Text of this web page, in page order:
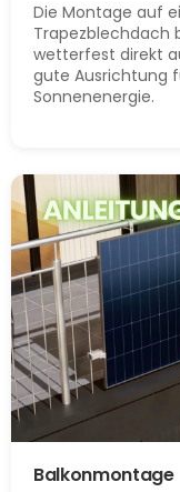
Die Montage auf
Trapezblechdach
wetterfest direkt
gute Ausrichtung
Sonnenenergie.
Balkonmontage